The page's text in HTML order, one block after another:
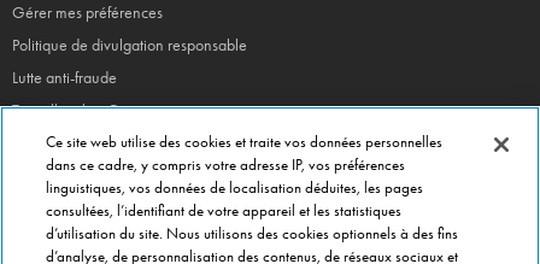
Gérer mes préférences
Politique de divulgation responsable
Lutte anti-fraude
Travailler chez Dominos
Devenir Franchisé
EN CE MOMENT
Bouchées Doubles
Ce site web utilise des cookies et traite vos données personnelles
dans ce cadre, y compris votre adresse IP, vos préférences
linguistiques, vos données de localisation déduites, les pages
consultées, l’identifiant de votre appareil et les statistiques
d’utilisation du site. Nous utilisons des cookies optionnels à des fins
d’analyse, de personnalisation des contenus, de réseaux sociaux et